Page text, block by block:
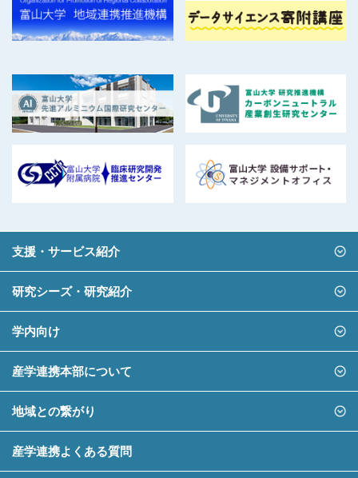
支援・サービス紹介
研究シーズ・研究紹介
学内向け
産学連携本部について
地域との繋がり
産学連携よくある質問